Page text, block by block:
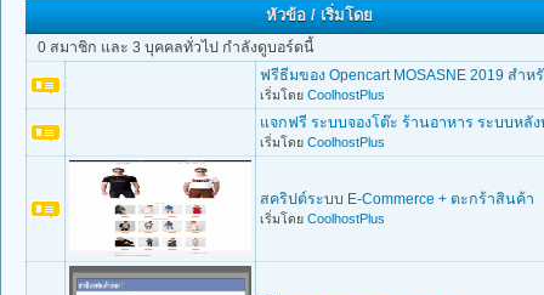
หัวข้อ/เริ่มโดย
0 สมาชิก และ 3 บุคคลทั่วไป กำลังดูบอร์ดนี้
ฟรีธีมของ Opencart MOSASNE 2019 สำ
เริ่มโดย CoolhostPlus
แจกฟรี ระบบจองโต๊ะ ร้านอาหาร ระบบหลั
เริ่มโดย CoolhostPlus
สคริปต์ระบบ E-Commerce + ตะกร้าสินค้า
เริ่มโดย CoolhostPlus